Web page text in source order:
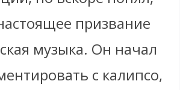
призвание
музыка. Он начал
с калипсо,